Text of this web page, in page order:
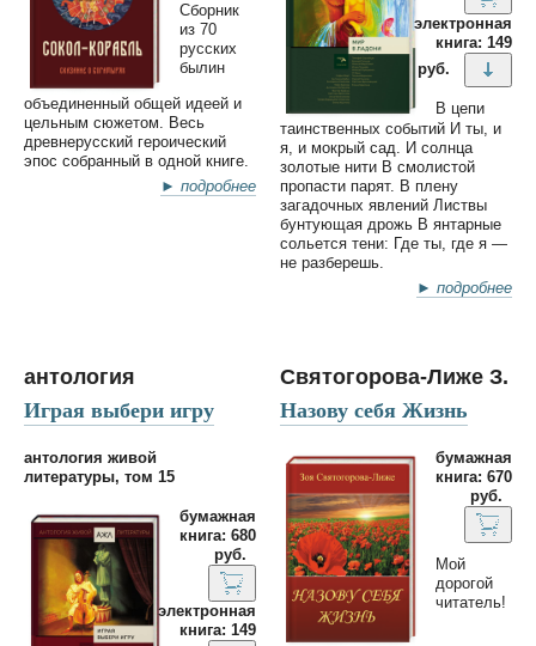
Сборник
из 70
русских
былин
объединенный общей идеей и
цельным сюжетом. Весь
древнерусский героический
эпос собранный в одной книге.
► подробнее
электронная
книга: 149
руб.
В цепи
таинственных событий И ты, и
я, и мокрый сад. И солнца
золотые нити В смолистой
пропасти парят. В плену
загадочных явлений Листвы
бунтующая дрожь В янтарные
сольется тени: Где ты, где я —
не разберешь.
► подробнее
антология
Играя выбери игру
антология живой
литературы, том 15
бумажная
книга: 680
руб.
электронная
книга: 149
Святогорова-Лиже З.
Назову себя Жизнь
бумажная
книга: 670
руб.
Мой
дорогой
читатель!